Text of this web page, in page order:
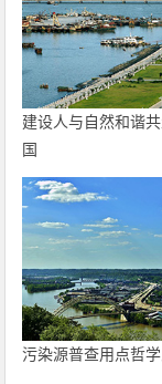
建设人与自然和谐
国
污染源普查用点哲